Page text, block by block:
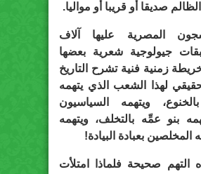
صديقا أو قريبا أو مواليا.
المصرية عليها آلاف
جيولوجية شعرية بعضها
زمنية فنية تشرح التاريخ
لهذا الشعب الذي يتهمه
ويتهمه السياسيون
بنو عمِّه بالتخلف، ويتهمه
المخلصين بعبادة البيادة!
التهم صحيحة فلماذا امتلأت